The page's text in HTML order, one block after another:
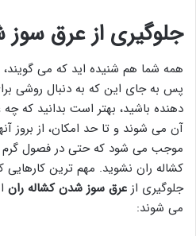
جلوگیری از عرق
همه شما هم شنیده اید که می
پس به جای این که به دنبال روشی
دهنده باشید، بهتر است بدانید که
آن می شوند و تا حد امکان، از بروز
موجب می شود که حتی در فصول گرم
کشاله ران نشوید. مهم ترین کارهایی
جلوگیری از عرق سوز شدن کشاله ران
می شوند: